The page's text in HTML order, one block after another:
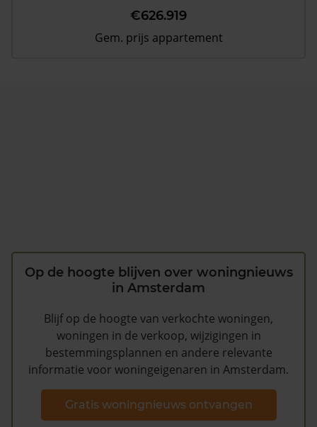
€626.919
Gem. prijs appartement
Op de hoogte blijven over woningnieuws
in Amsterdam
Blijf op de hoogte van verkochte woningen,
woningen in de verkoop, wijzigingen in
bestemmingsplannen en andere relevante
informatie voor woningeigenaren in Amsterdam.
Gratis woningnieuws ontvangen